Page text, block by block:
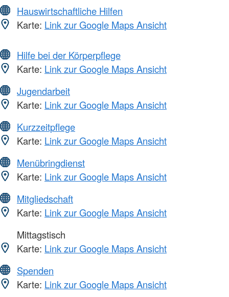
Hauswirtschaftliche Hilfen
Karte: Link zur Google Maps Ansicht
Hilfe bei der Körperpflege
Karte: Link zur Google Maps Ansicht
Jugendarbeit
Karte: Link zur Google Maps Ansicht
Kurzzeitpflege
Karte: Link zur Google Maps Ansicht
Menübringdienst
Karte: Link zur Google Maps Ansicht
Mitgliedschaft
Karte: Link zur Google Maps Ansicht
Mittagstisch
Karte: Link zur Google Maps Ansicht
Spenden
Karte: Link zur Google Maps Ansicht